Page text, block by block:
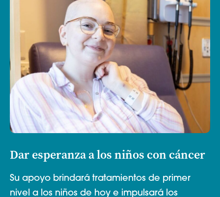
Dar esperanza a los niños con cáncer
Su apoyo brindará tratamientos de primer
nivel a los niños de hoy e impulsará los